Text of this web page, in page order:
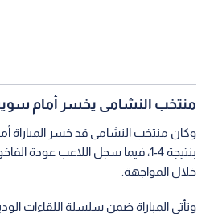
منتخب النشامى يخسر أمام
وكان منتخب النشامى قد خسر المباراة
بنتيجة 4-1، فيما سجل اللاعب عودة
خلال المواجهة.
وتأتي المباراة ضمن سلسلة اللقاءات